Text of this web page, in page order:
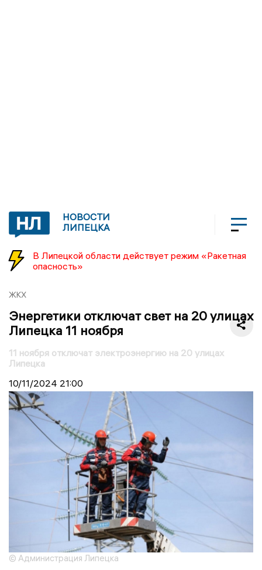
НОВОСТИ
ЛИПЕЦКА
В Липецкой области действует режим «Ракетная
опасность»
ЖКХ
Энергетики отключат свет на 20 улицах
Липецка 11 ноября
11 ноября отключат электроэнергию на 20 улицах
Липецка
10/11/2024 21:00
© Администрация Липецка